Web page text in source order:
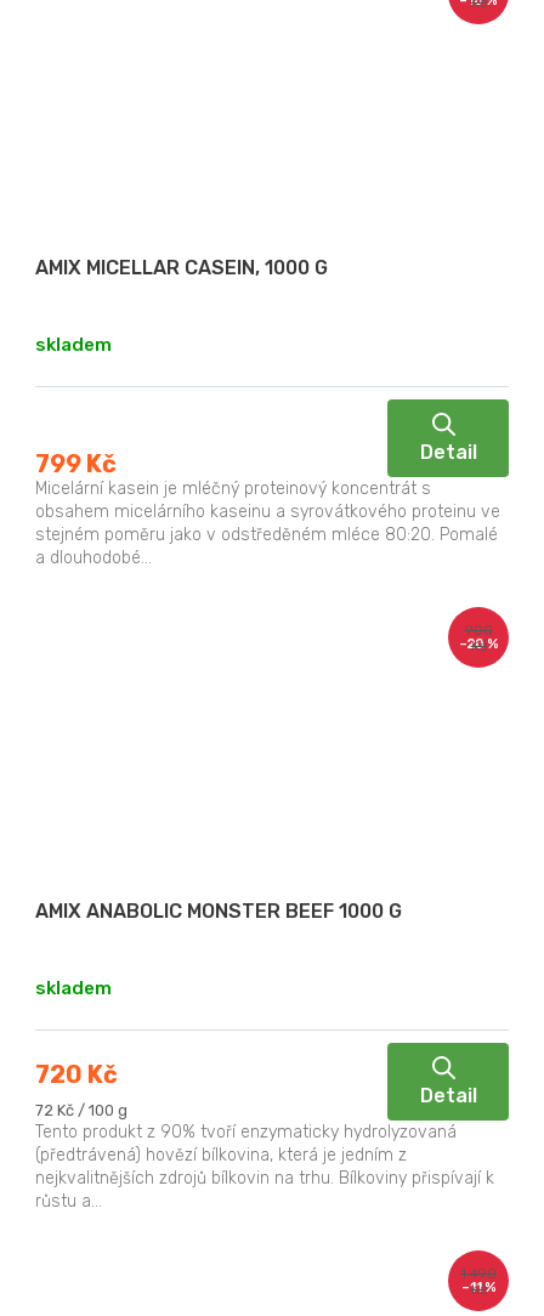
AMIX MICELLAR CASEIN, 1000 G
skladem
799 Kč Detail
Micelární kasein je mléčný proteinový koncentrát s
obsahem micelárního kaseinu a syrovátkového proteinu ve
stejném poměru jako v odstředěném mléce 80:20. Pomalé
a dlouhodobé...
900
Kč
–20 %
AMIX ANABOLIC MONSTER BEEF 1000 G
skladem
720 Kč
Měrná
cena:
72 Kč / 100 g
Detail
Tento produkt z 90% tvoří enzymaticky hydrolyzovaná
(předtrávená) hovězí bílkovina, která je jedním z
nejkvalitnějších zdrojů bílkovin na trhu. Bílkoviny přispívají k
růstu a...
1 490
Kč
–11 %